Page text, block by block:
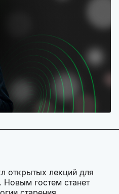
открытых лекций для
Новым гостем станет